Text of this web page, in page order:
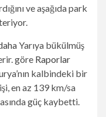
ve aşağıda park
Yarıya bükülmüş
göre Raporlar
kalbindeki bir
en az 139 km/sa
güç kaybetti.